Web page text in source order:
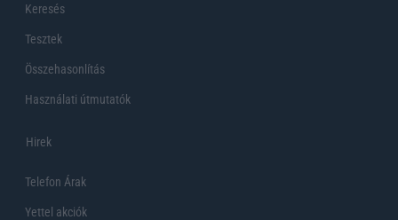
Keresés
Tesztek
Összehasonlítás
Használati útmutatók
Hirek
Telefon Árak
Yettel akciók